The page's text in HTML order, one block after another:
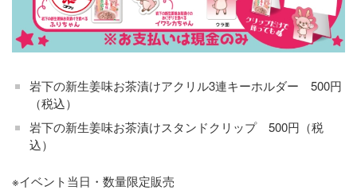
岩下の新生姜味お茶漬けアクリル3連キーホルダー 500円
（税込）
岩下の新生姜味お茶漬けスタンドクリップ 500円（税
込）
※イベント当日・数量限定販売